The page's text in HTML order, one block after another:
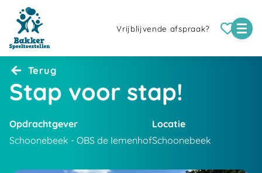
Vrijblijvende afspraak?
Terug
Stap voor stap!
Opdrachtgever
Schoonebeek - OBS de Iemenhof
Locatie
Schoonebeek